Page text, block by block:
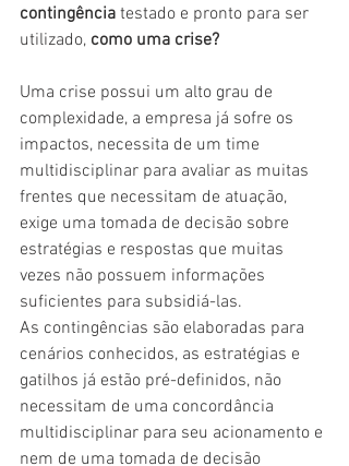
contingência testado e pronto para ser
utilizado, como uma crise?
Uma crise possui um alto grau de
complexidade, a empresa já sofre os
impactos, necessita de um time
multidisciplinar para avaliar as muitas
frentes que necessitam de atuação,
exige uma tomada de decisão sobre
estratégias e respostas que muitas
vezes não possuem informações
suficientes para subsidiá-las.
As contingências são elaboradas para
cenários conhecidos, as estratégias e
gatilhos já estão pré-definidos, não
necessitam de uma concordância
multidisciplinar para seu acionamento e
nem de uma tomada de decisão